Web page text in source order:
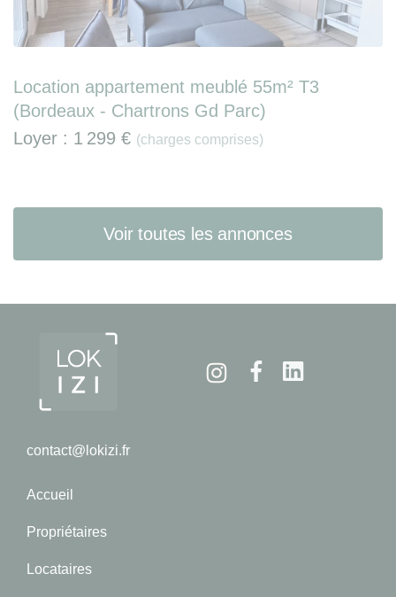
Location appartement meublé 55m² T3
(Bordeaux - Chartrons Gd Parc)
Loyer : 1 299 € (charges comprises)
Voir toutes les annonces
contact@lokizi.fr
InstagramFacebook
Accueil
Propriétaires
Locataires